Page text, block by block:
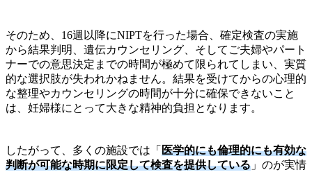
そのため、16週以降にNIPTを行った場合、確定検査の実施
から結果判明、遺伝カウンセリング、そしてご夫婦やパート
ナーでの意思決定までの時間が極めて限られてしまい、実質
的な選択肢が失われかねません。結果を受けてからの心理的
な整理やカウンセリングの時間が十分に確保できないこと
は、妊婦様にとって大きな精神的負担となります。
したがって、多くの施設では「 医学的にも倫理的にも有効な
判断が可能な時期に限定して検査を提供している 」のが実情